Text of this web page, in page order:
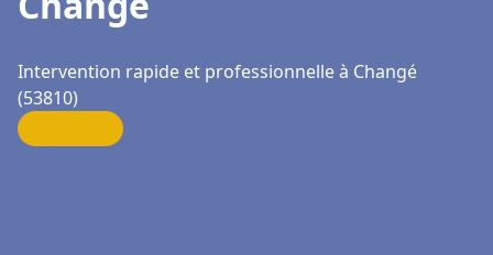
Intervention rapide et professionnelle à Changé
(53810)